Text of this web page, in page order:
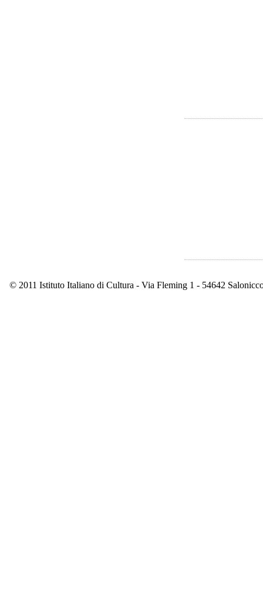
© 2011 Istituto Italiano di Cultura - Via Fleming 1 - 54642